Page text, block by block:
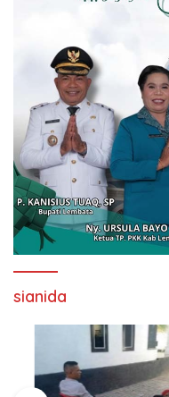
sianida